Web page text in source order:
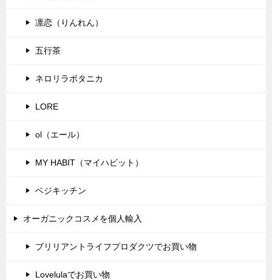
凛恋（りんれん）
五行茶
ネロリラボタニカ
LORE
ol（エール）
MY HABIT（マイハビット）
ベジキッチン
オーガニックコスメを個人輸入
ブリリアントライフプロダクツでお買い物
Lovelulaでお買い物